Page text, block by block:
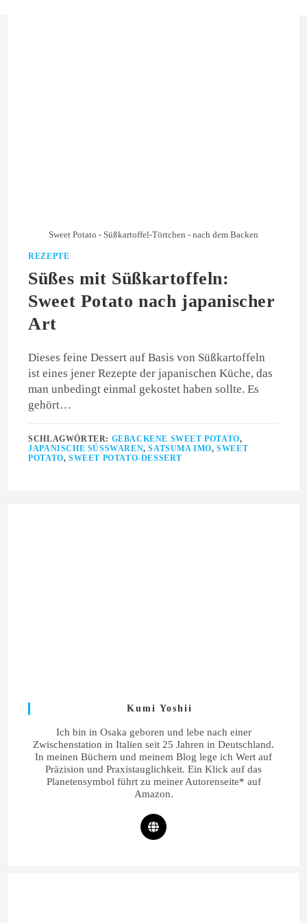
Sweet Potato - Süßkartoffel-Törtchen - nach dem Backen
REZEPTE
Süßes mit Süßkartoffeln:
Sweet Potato nach japanischer
Art
Dieses feine Dessert auf Basis von Süßkartoffeln
ist eines jener Rezepte der japanischen Küche, das
man unbedingt einmal gekostet haben sollte. Es
gehört…
SCHLAGWÖRTER: GEBACKENE SWEET POTATO,
JAPANISCHE SÜSSWAREN
,SATSUMA IMO,SWEET
POTATO,SWEET POTATO-DESSERT
Kumi Yoshii
Ich bin in Osaka geboren und lebe nach einer
Zwischenstation in Italien seit 25 Jahren in Deutschland.
In meinen Büchern und meinem Blog lege ich Wert auf
Präzision und Praxistauglichkeit. Ein Klick auf das
Planetensymbol führt zu meiner Autorenseite* auf
Amazon.